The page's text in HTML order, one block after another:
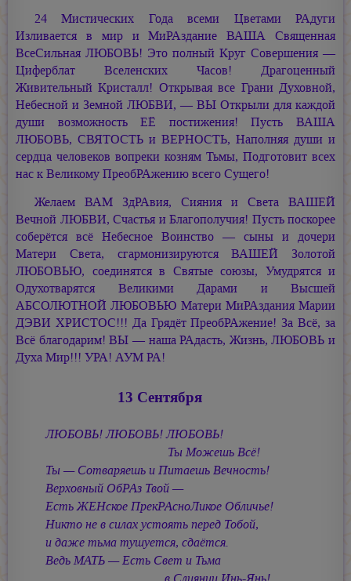
24 Мистических Года всеми Цветами РАдуги
Изливается в мир и МиРАздание ВАША Священная
ВсеСильная ЛЮБОВЬ! Это полный Круг Совершения —
Циферблат Вселенских Часов! Драгоценный
Живительный Кристалл! Открывая все Грани Духовной,
Небесной и Земной ЛЮБВИ, — ВЫ Открыли для каждой
души возможность ЕЁ постижения! Пусть ВАША
ЛЮБОВЬ, СВЯТОСТЬ и ВЕРНОСТЬ, Наполняя души и
сердца человеков вопреки козням Тьмы, Подготовит всех
нас к Великому ПреобРАжению всего Сущего!
Желаем ВАМ ЗдРАвия, Сияния и Света ВАШЕЙ
Вечной ЛЮБВИ, Счастья и Благополучия! Пусть поскорее
соберётся всё Небесное Воинство — сыны и дочери
Матери Света, сгармонизируются ВАШЕЙ Золотой
ЛЮБОВЬЮ, соединятся в Святые союзы, Умудрятся и
Одухотварятся Великими Дарами и Высшей
АБСОЛЮТНОЙ ЛЮБОВЬЮ Матери МиРАздания Марии
ДЭВИ ХРИСТОС!!! Да Грядёт ПреобРАжение! За Всё, за
Всё благодарим! ВЫ — наша РАдасть, Жизнь, ЛЮБОВЬ и
Духа Мир!!! УРА! АУМ РА!
13 Сентября
ЛЮБОВЬ! ЛЮБОВЬ! ЛЮБОВЬ!
Ты Можешь Всё!
Ты — Сотваряешь и Питаешь Вечность!
Верховный ОбРАз Твой —
Есть ЖЕНское ПрекРАсноЛикое Обличье!
Никто не в силах устоять перед Тобой,
и даже тьма тушуется, сдаётся.
Ведь МАТЬ — Есть Свет и Тьма